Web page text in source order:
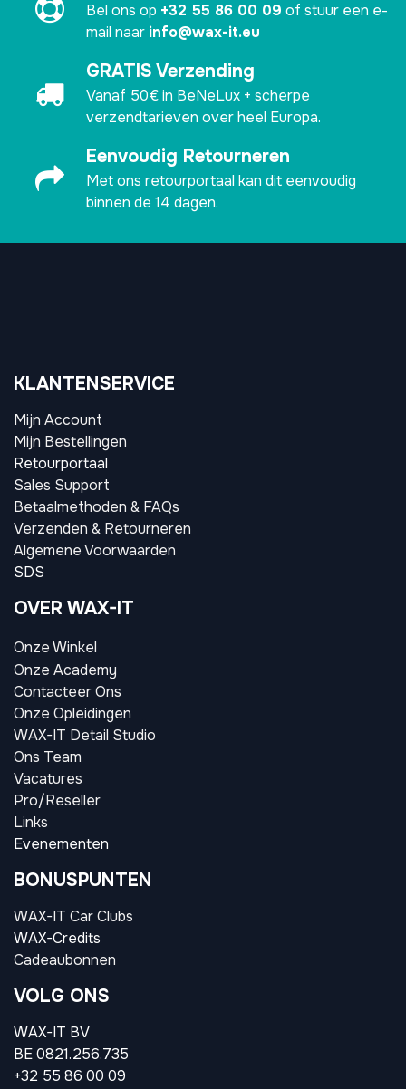
Bel ons op +32 55 86 00 09 of stuur een e-
mail naar info@wax-it.eu
GRATIS Verzending
Vanaf 50€ in BeNeLux + scherpe
verzendtarieven over heel Europa.
Eenvoudig Retourneren
Met ons retourportaal kan dit eenvoudig
binnen de 14 dagen.
KLANTENSERVICE
Mijn Account
Mijn Bestellingen
Retourportaal
Sales Support
Betaalmethoden & FAQs
Verzenden & Retourneren
Algemene Voorwaarden
SDS
OVER WAX-IT
Onze Winkel
Onze Academy
Contacteer Ons
Onze Opleidingen
WAX-IT Detail Studio
Ons Team
Vacatures
Pro/Reseller
Links
Evenementen
BONUSPUNTEN
WAX-IT Car Clubs
WAX-Credits
Cadeaubonnen
VOLG ONS
WAX-IT BV
BE 0821.256.735
+32 55 86 00 09